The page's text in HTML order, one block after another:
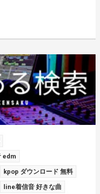
edm
kpop ダウンロード 無料
line着信音 好きな曲